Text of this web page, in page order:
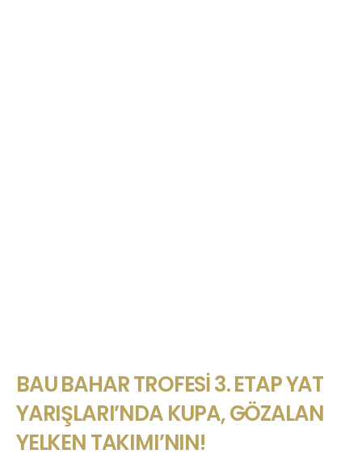
BAU BAHAR TROFESI 3. ETAP YAT
YARIŞLARI’NDA KUPA, GÖZALAN
YELKEN TAKIMI’NIN!